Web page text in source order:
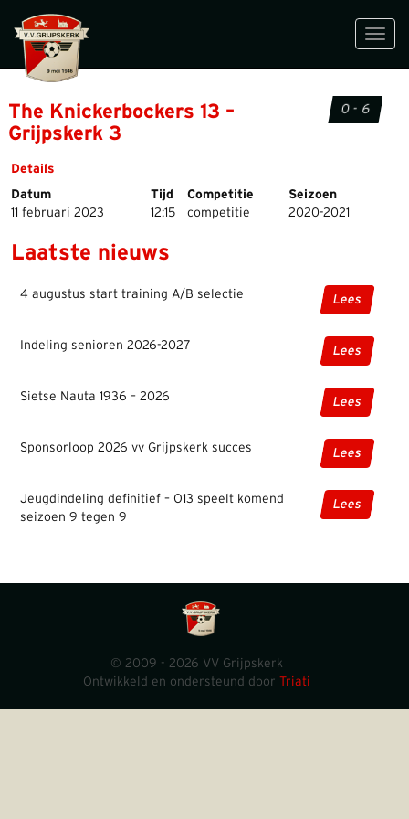
The Knickerbockers 13 –
Grijpskerk 3
0 - 6
Details
Datum
Tijd Competitie
Seizoen
11 februari 2023
12:15 competitie 2020-2021
Laatste nieuws
4 augustus start training A/B selectie Lees
Indeling senioren 2026-2027 Lees
Sietse Nauta 1936 – 2026 Lees
Sponsorloop 2026 vv Grijpskerk succes Lees
Jeugdindeling definitief – O13 speelt komend
seizoen 9 tegen 9
Lees
© 2009 - 2026 VV Grijpskerk
Ontwikkeld en ondersteund door Triati